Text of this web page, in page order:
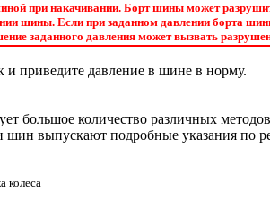
при накачивании. Борт шины может
шины. Если при заданном давлении борта
заданного давления может вызвать
и приведите давление в шине в норму.
большое количество различных
шин выпускают подробные указания по
колеса